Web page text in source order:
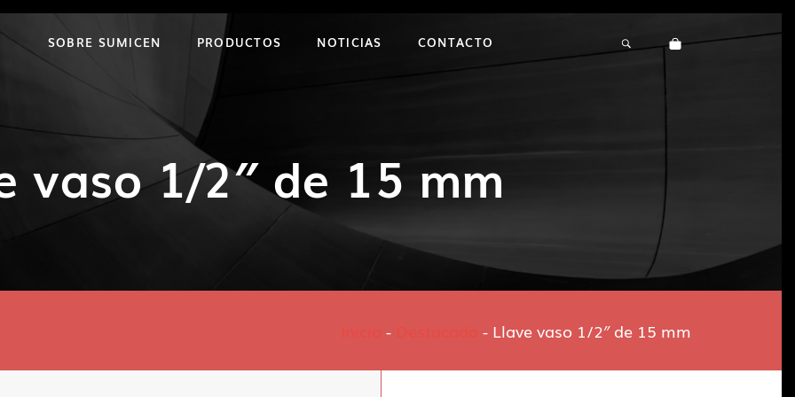
SOBRE SUMICEN PRODUCTOS NOTICIAS CONTACTO
vaso 1/2″ de 15 mm
- - Llave vaso 1/2″ de 15 mm